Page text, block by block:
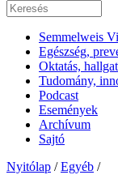
Semmelweis
Egészség,
Oktatás,
Tudomány,
Podcast
Események
Archívum
Sajtó
Nyitólap / Egyéb /